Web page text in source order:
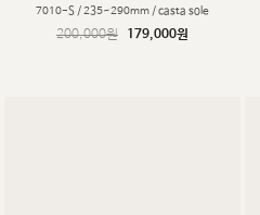
7010-S / 235~290mm / casta sole
200,000원 179,000원